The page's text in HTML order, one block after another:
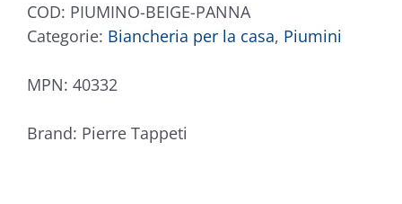
COD: PIUMINO-BEIGE-PANNA
Categorie: Biancheria per la casa, Piumini
MPN: 40332
Brand: Pierre Tappeti